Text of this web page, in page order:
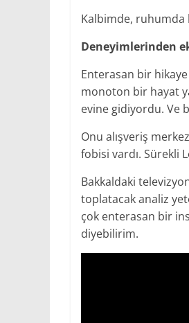
Kalbimde, ruhumda
Deneyimlerinden
Enterasan bir
monoton bir hayat
evine gidiyordu. Ve
Onu alışveriş
fobisi vardı. Sürekli
Bakkaldaki
toplatacak analiz
çok enterasan bir
diyebilirim.